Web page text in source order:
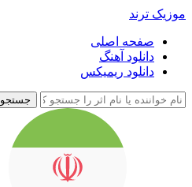
موزیک ترند
صفحه اصلی
دانلود آهنگ
دانلود ریمیکس
جستجو